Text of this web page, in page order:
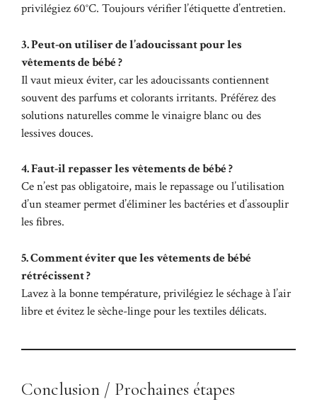
privilégiez 60°C. Toujours vérifier l’étiquette d’entretien.
3. Peut-on utiliser de l’adoucissant pour les
vêtements de bébé ?
Il vaut mieux éviter, car les adoucissants contiennent
souvent des parfums et colorants irritants. Préférez des
solutions naturelles comme le vinaigre blanc ou des
lessives douces.
4. Faut-il repasser les vêtements de bébé ?
Ce n’est pas obligatoire, mais le repassage ou l’utilisation
d’un steamer permet d’éliminer les bactéries et d’assouplir
les fibres.
5. Comment éviter que les vêtements de bébé
rétrécissent ?
Lavez à la bonne température, privilégiez le séchage à l’air
libre et évitez le sèche-linge pour les textiles délicats.
Conclusion / Prochaines étapes